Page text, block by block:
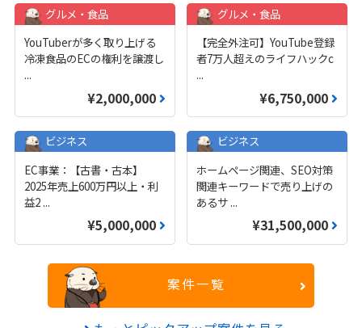
グルメ・食品
YouTuberが多く取り上げる
冷凍食品のECの権利を譲渡し
...
¥2,000,000
グルメ・食品
【完全外注可】YouTube登録
者7万人超えのライフハックc
...
¥6,750,000
ビジネス
EC事業：【古書・古本】
2025年売上600万円以上・利
益2 ...
¥5,000,000
ビジネス
ホームページ関連、SEO対策
関連キーワードで売り上げの
あるサ ...
¥31,500,000
案件一覧